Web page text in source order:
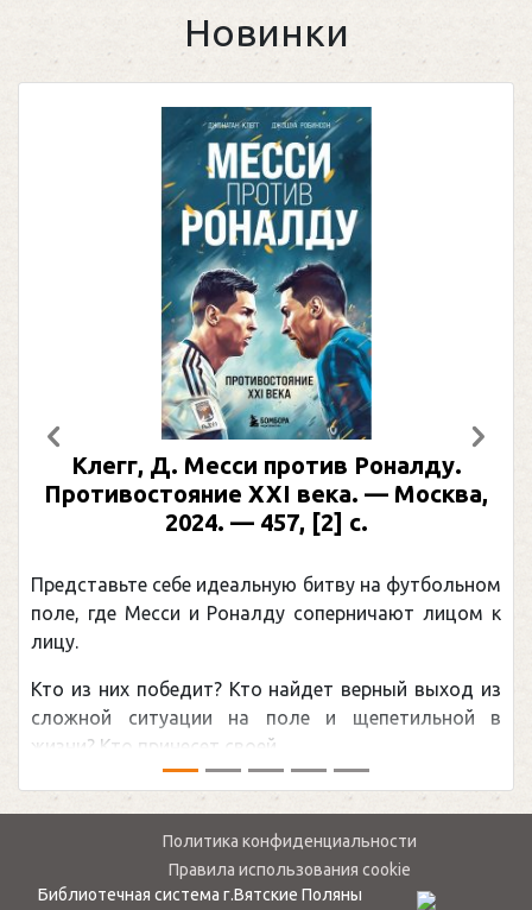
Новинки
Клегг, Д. Месси против Роналду.
Противостояние XXI века. — Москва,
2024. — 457, [2] с.
Представьте себе идеальную битву на футбольном
поле, где Месси и Роналду соперничают лицом к
лицу.
Кто из них победит? Кто найдет верный выход из
сложной ситуации на поле и щепетильной в
жизни? Кто принесет своей ...
Предыдущий
Политика конфиденциальности
Правила использования cookie
Библиотечная система г.Вятские Поляны